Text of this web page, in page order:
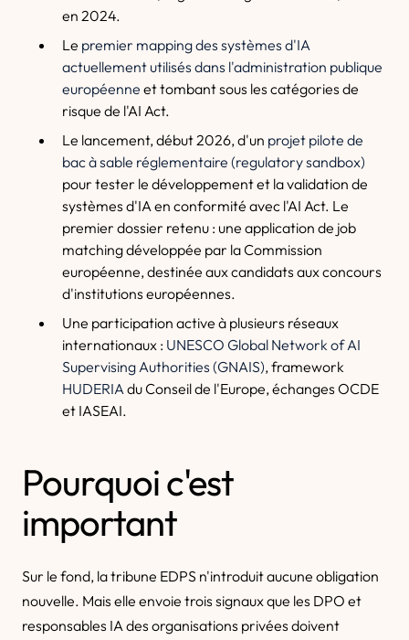
en 2024.
Le premier mapping des systèmes d'IA
actuellement utilisés dans l'administration publique
européenne et tombant sous les catégories de
risque de l'AI Act.
Le lancement, début 2026, d'un projet pilote de
bac à sable réglementaire (regulatory sandbox)
pour tester le développement et la validation de
systèmes d'IA en conformité avec l'AI Act. Le
premier dossier retenu : une application de job
matching développée par la Commission
européenne, destinée aux candidats aux concours
d'institutions européennes.
Une participation active à plusieurs réseaux
internationaux : UNESCO Global Network of AI
Supervising Authorities (GNAIS), framework
HUDERIAdu Conseil de l'Europe, échanges OCDE
et IASEAI.
Pourquoi c'est
important
Sur le fond, la tribune EDPS n'introduit aucune obligation
nouvelle. Mais elle envoie trois signaux que les DPO et
responsables IA des organisations privées doivent